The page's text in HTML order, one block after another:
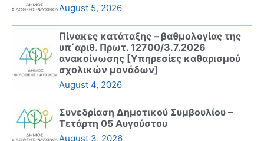
August 5, 2026
Πίνακες κατάταξης – βαθμολογίας της
υπ΄αριθ. Πρωτ. 12700/3.7.2026
ανακοίνωσης [Υπηρεσίες καθαρισμού
σχολικών μονάδων]
August 4, 2026
Συνεδρίαση Δημοτικού Συμβουλίου –
Τετάρτη 05 Αυγούστου
August 3, 2026